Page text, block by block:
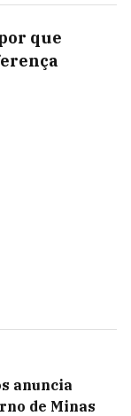
que
anuncia
de Minas